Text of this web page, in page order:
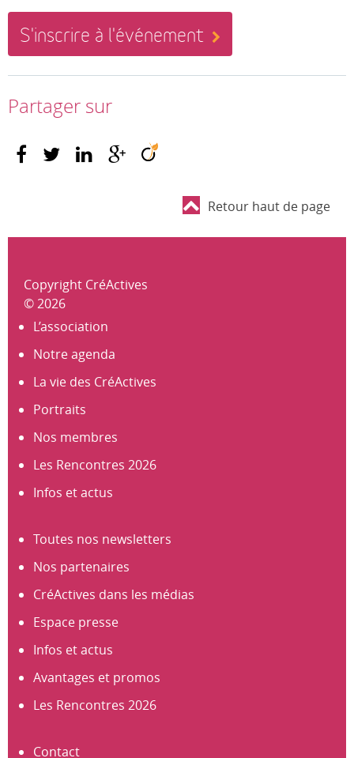
S'inscrire à l'événement
Partager sur
Retour haut de page
Copyright CréActives
© 2026
L’association
Notre agenda
La vie des CréActives
Portraits
Nos membres
Les Rencontres 2026
Infos et actus
Toutes nos newsletters
Nos partenaires
CréActives dans les médias
Espace presse
Infos et actus
Avantages et promos
Les Rencontres 2026
Contact